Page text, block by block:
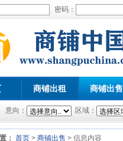
密码：
商铺出租 商铺出售
意向： 区域：
： 首页 > 商铺出售 > 信息内容